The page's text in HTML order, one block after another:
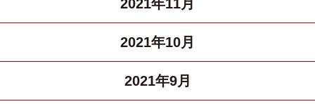
2021年11月
2021年10月
2021年9月